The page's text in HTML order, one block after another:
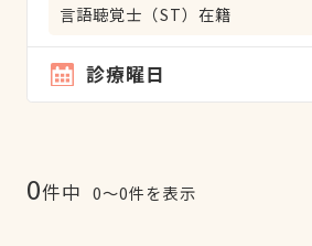
言語聴覚士（ST）在籍
診療曜日
0件中 0〜0件を表示